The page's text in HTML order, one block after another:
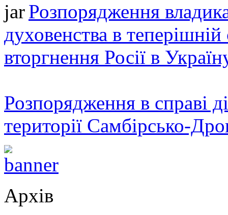
Розпорядження
духовенства в теперішній
вторгнення Росії в
Розпорядження в справі
території Самбірсько-
Архів